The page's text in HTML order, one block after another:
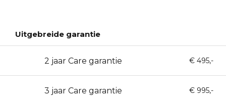
Uitgebreide garantie
2 jaar Care garantie € 495,-
3 jaar Care garantie € 995,-